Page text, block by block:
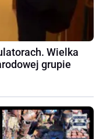
Wielka
grupie